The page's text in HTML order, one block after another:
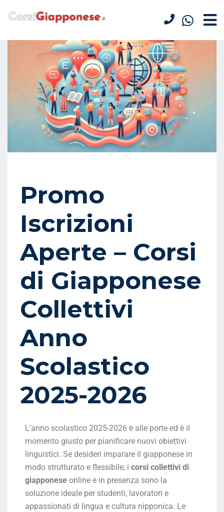
Promo
Iscrizioni
Aperte – Corsi
di Giapponese
Collettivi
Anno
Scolastico
2025-2026
L’anno scolastico 2025-2026 è alle porte ed è il
momento giusto per pianificare nuovi obiettivi
linguistici. Se desideri imparare il giapponese in
modo strutturato e flessibile, i corsi collettivi di
giapponese online e in presenza sono la
soluzione ideale per studenti, lavoratori e
appassionati di lingua e cultura nipponica. Le